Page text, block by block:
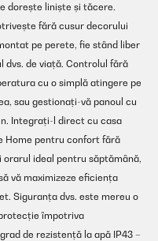
dorește liniște și tăcere.
fără cusur decorului
pe perete, fie stând liber
dvs. de viață. Controlul fără
cu o simplă atingere pe
sau gestionați-vă panoul cu
Integrați-l direct cu casa
Home pentru confort fără
ideal pentru săptămână,
vă maximizeze eficiența
Siguranța dvs. este mereu o
împotriva
de rezistență la apă IP43 –